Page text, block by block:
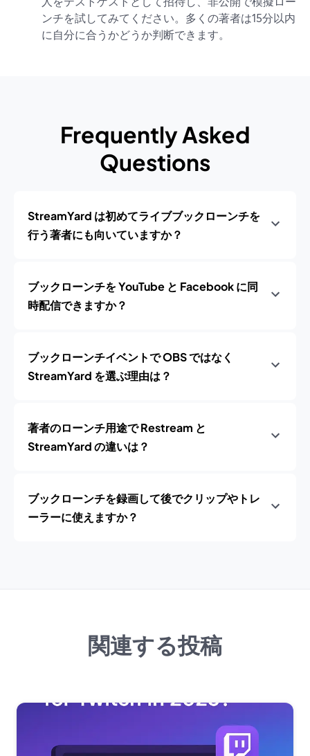
ンチを試してみてください。多くの著者は15分以内
に自分に合うかどうか判断できます。
Frequently Asked
Questions
StreamYard は初めてライブブックローンチを
行う著者にも向いていますか？
ブックローンチを YouTube と Facebook に同
時配信できますか？
ブックローンチイベントで OBS ではなく
StreamYard を選ぶ理由は？
著者のローンチ用途で Restream と
StreamYard の違いは？
ブックローンチを録画して後でクリップやトレ
ーラーに使えますか？
関連する投稿